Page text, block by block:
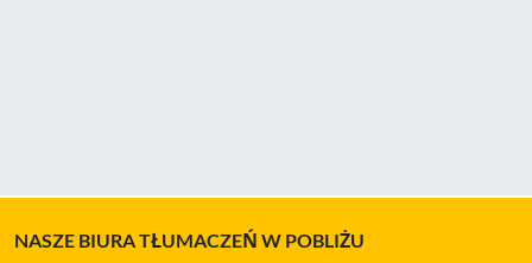
NASZE BIURA TŁUMACZEŃ W POBLIŻU